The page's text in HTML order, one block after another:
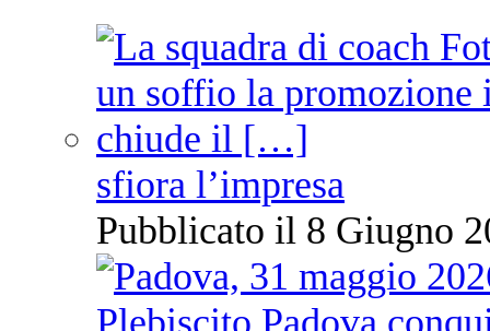
sfiora l’impresa
Pubblicato il 8 Giugno